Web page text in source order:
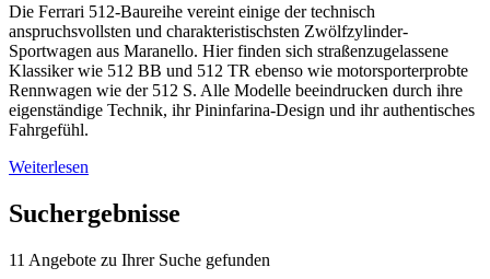
Die Ferrari 512-Baureihe vereint einige der technisch
anspruchsvollsten und charakteristischsten Zwölfzylinder-
Sportwagen aus Maranello. Hier finden sich straßenzugelassene
Klassiker wie 512 BB und 512 TR ebenso wie motorsporterprobte
Rennwagen wie der 512 S. Alle Modelle beeindrucken durch ihre
eigenständige Technik, ihr Pininfarina-Design und ihr authentisches
Fahrgefühl.
Weiterlesen
Suchergebnisse
11 Angebote zu Ihrer Suche gefunden